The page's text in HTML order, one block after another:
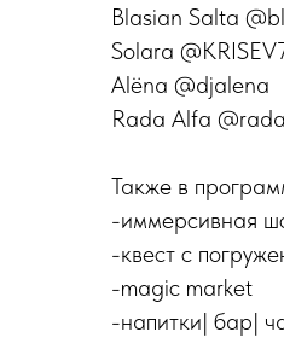
Blasian Salta
Solara
Alëna @djalena
Rada Alfa
Также в
-иммерсивная
-квест с
-magic market
-напитки| бар|